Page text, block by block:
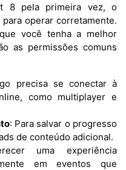
8 pela primeira vez, o
operar corretamente.
você tenha a melhor
as permissões comuns
precisa se conectar à
como multiplayer e
: Para salvar o progresso
de conteúdo adicional.
uma experiência
em eventos que